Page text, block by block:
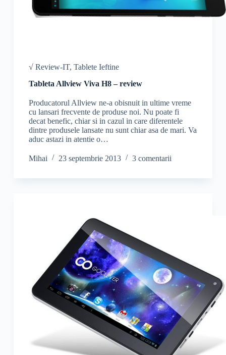
√ Review-IT, Tablete Ieftine
Tableta Allview Viva H8 – review
Producatorul Allview ne-a obisnuit in ultime vreme
cu lansari frecvente de produse noi. Nu poate fi
decat benefic, chiar si in cazul in care diferentele
dintre produsele lansate nu sunt chiar asa de mari. Va
aduc astazi in atentie o…
Mihai 23 septembrie 2013 3 comentarii